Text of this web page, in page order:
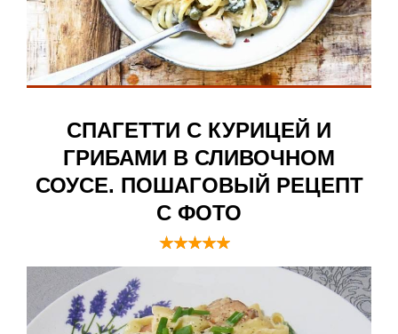
СПАГЕТТИ С КУРИЦЕЙ И
ГРИБАМИ В СЛИВОЧНОМ
СОУСЕ. ПОШАГОВЫЙ РЕЦЕПТ
С ФОТО